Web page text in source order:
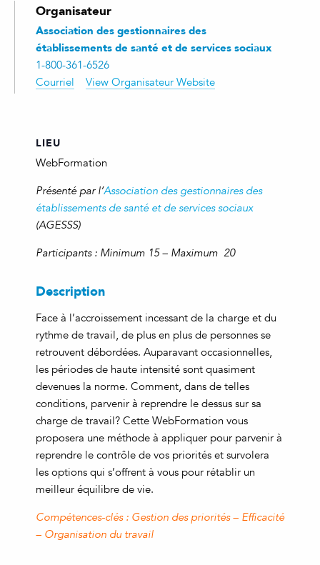
Organisateur
Association des gestionnaires des
établissements de santé et de services sociaux
1-800-361-6526
Courriel
View Organisateur Website
LIEU
WebFormation
Présenté par l’Association des gestionnaires des
établissements de santé et de services sociaux
(AGESSS)
Participants : Minimum 15 – Maximum 20
Description
Face à l’accroissement incessant de la charge et du
rythme de travail, de plus en plus de personnes se
retrouvent débordées. Auparavant occasionnelles,
les périodes de haute intensité sont quasiment
devenues la norme. Comment, dans de telles
conditions, parvenir à reprendre le dessus sur sa
charge de travail? Cette WebFormation vous
proposera une méthode à appliquer pour parvenir à
reprendre le contrôle de vos priorités et survolera
les options qui s’offrent à vous pour rétablir un
meilleur équilibre de vie.
Compétences-clés : Gestion des priorités – Efficacité
– Organisation du travail